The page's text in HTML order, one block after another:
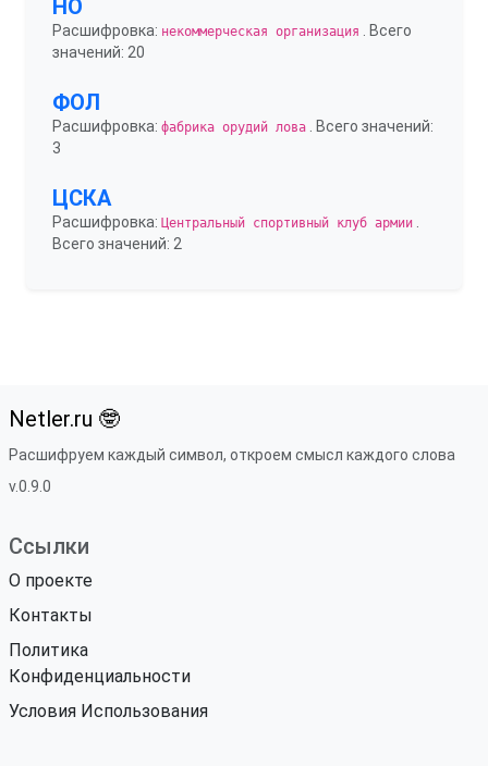
НО
Расшифровка: некоммерческая организация
. Всего
значений: 20
ФОЛ
Расшифровка: фабрика орудий лова . Всего значений:
3
ЦСКА
Расшифровка: Центральный спортивный клуб армии
Всего значений: 2
Netler.ru 🤓
Расшифруем каждый символ, откроем смысл каждого слова
v.0.9.0
Ссылки
О проекте
Контакты
Политика
Конфиденциальности
Условия Использования